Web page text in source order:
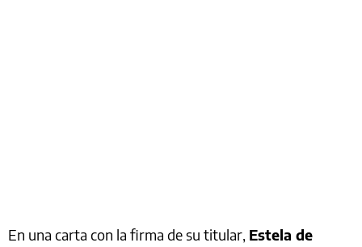
En una carta con la firma de su titular, Estela de